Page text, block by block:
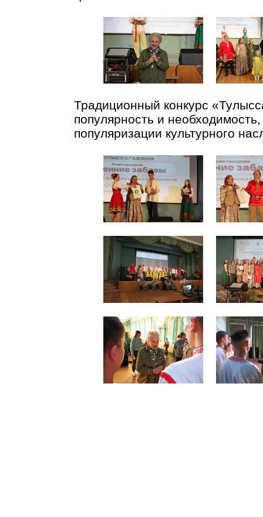
Традиционный конкурс
популярность и
популяризации культурного